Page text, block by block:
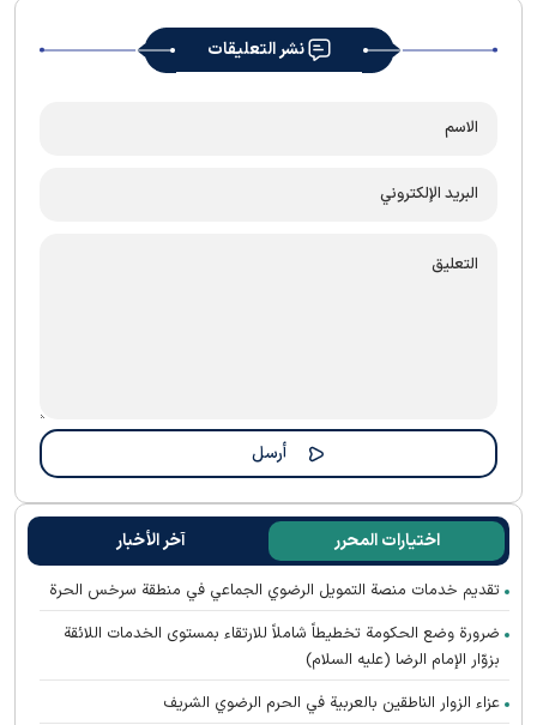
نشر التعليقات
اختيارات المحرر آخر الأخبار
تقديم خدمات منصة التمويل الرضوي الجماعي في منطقة سرخس الحرة
ضرورة وضع الحكومة تخطيطاً شاملاً للارتقاء بمستوى الخدمات اللائقة
بزوّار الإمام الرضا (عليه السلام)
عزاء الزوار الناطقين بالعربية في الحرم الرضوي الشریف